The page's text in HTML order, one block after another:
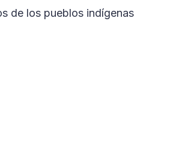
de los pueblos indígenas